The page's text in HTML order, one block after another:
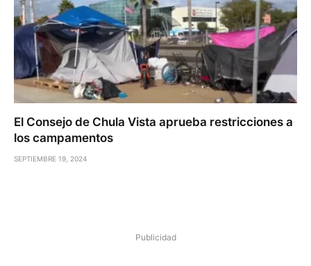
El Consejo de Chula Vista aprueba restricciones a
los campamentos
SEPTIEMBRE 19, 2024
Publicidad